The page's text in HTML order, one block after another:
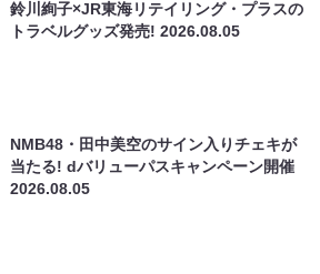
鈴川絢子×JR東海リテイリング・プラスの
トラベルグッズ発売!2026.08.05
NMB48・田中美空のサイン入りチェキが
当たる! dバリューパスキャンペーン開催
2026.08.05